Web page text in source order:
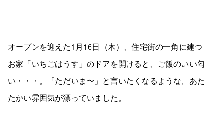
オープンを迎えた1月16日（木）、住宅街の一角に建つ
お家「いちごはうす」のドアを開けると、ご飯のいい匂
い・・・。「ただいま〜」と言いたくなるような、あた
たかい雰囲気が漂っていました。